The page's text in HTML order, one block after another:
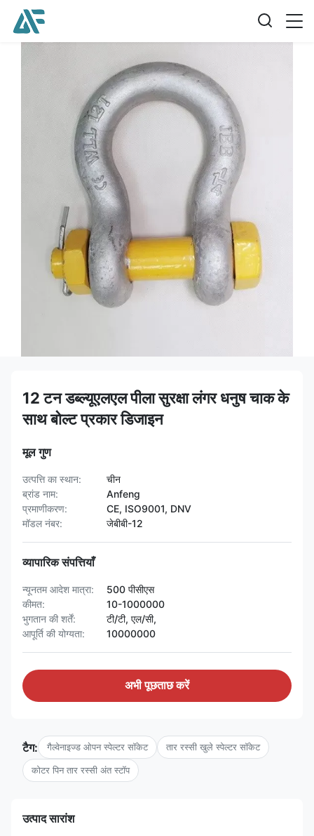
12 टन डब्ल्यूएलएल पीला सुरक्षा लंगर धनुष चाक के
साथ बोल्ट प्रकार डिजाइन
मूल गुण
उत्पत्ति का स्थान:
चीन
ब्रांड नाम:
Anfeng
प्रमाणीकरण:
CE, ISO9001, DNV
मॉडल नंबर:
जेबीबी-12
व्यापारिक संपत्तियाँ
न्यूनतम आदेश मात्रा:
500 पीसीएस
कीमत:
10-1000000
भुगतान की शर्तें:
टी/टी, एल/सी,
आपूर्ति की योग्यता:
10000000
अभी पूछताछ करें
टैग: गैल्वेनाइज्ड ओपन स्पेल्टर सॉकेट तार रस्सी खुले स्पेल्टर सॉकेट
कोटर पिन तार रस्सी अंत स्टॉप
उत्पाद सारांश